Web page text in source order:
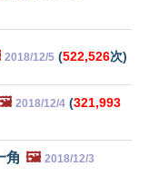
2018/12/5 (522,526次)
2018/12/4 (321,993
角 🖼️ 2018/12/3